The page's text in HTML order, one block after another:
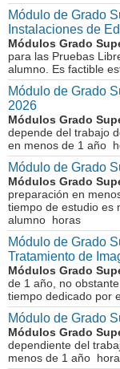
Módulo de Grado
Instalaciones de
Módulos Grado
para las Pruebas
alumno. Es factible
Módulo de Grado
2026
Módulos Grado
depende del trabajo
en menos de 1 año
Módulo de Grado
Módulos Grado
preparación en
tiempo de estudio es
alumno horas
Módulo de Grado
Tratamiento de
Módulos Grado
de 1 año, no
tiempo dedicado por
Módulo de Grado
Módulos Grado
dependiente del
menos de 1 año